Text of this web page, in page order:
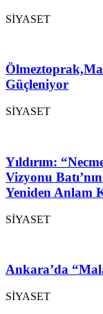
SİYASET
Güçleniyor
SİYASET
Yıldırım:
Vizyonu
Yeniden Anlam
SİYASET
Ankara’da
SİYASET